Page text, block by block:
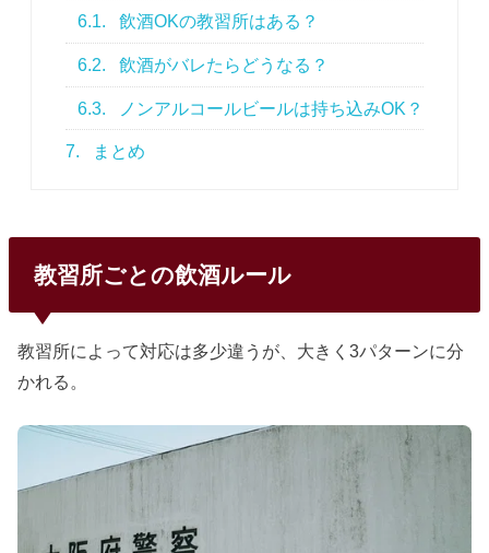
6.1. 飲酒OKの教習所はある？
6.2. 飲酒がバレたらどうなる？
6.3. ノンアルコールビールは持ち込みOK？
7. まとめ
教習所ごとの飲酒ルール
教習所によって対応は多少違うが、大きく3パターンに分
かれる。